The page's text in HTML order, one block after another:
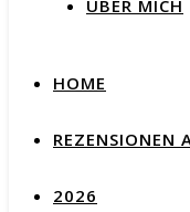
ÜBER MICH
HOME
REZENSIONEN
2026